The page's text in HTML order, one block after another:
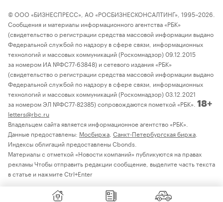
© ООО «БИЗНЕСПРЕСС», АО «РОСБИЗНЕСКОНСАЛТИНГ», 1995–2026.
Сообщения и материалы информационного агентства «РБК»
(свидетельство о регистрации средства массовой информации выдано
Федеральной службой по надзору в сфере связи, информационных
технологий и массовых коммуникаций (Роскомнадзор) 09.12.2015
за номером ИА №ФС77-63848) и сетевого издания «РБК»
(свидетельство о регистрации средства массовой информации выдано
Федеральной службой по надзору в сфере связи, информационных
технологий и массовых коммуникаций (Роскомнадзор) 03.12.2021
за номером ЭЛ №ФС77-82385) сопровождаются пометкой «РБК». 18+
letters@rbc.ru
Владельцем сайта является информационное агентство «РБК».
Данные предоставлены: Мосбиржа Санкт-Петербургская биржа
Индексы облигаций предоставлены Cbonds.
Материалы с отметкой «Новости компаний» публикуются на правах
рекламы Чтобы отправить редакции сообщение, выделите часть текста
в статье и нажмите Ctrl+Enter